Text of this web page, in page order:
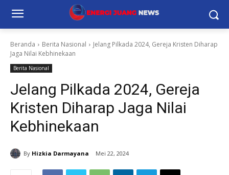
Beranda Berita Nasional
Jelang Pilkada 2024, Gereja Kristen Diharap
Jaga Nilai Kebhinekaan
Berita Nasional
Jelang Pilkada 2024, Gereja
Kristen Diharap Jaga Nilai
Kebhinekaan
By Hizkia Darmayana Mei 22, 2024